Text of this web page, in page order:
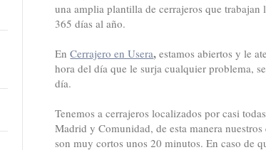
una amplia plantilla de cerrajeros que trabajan
365 días al año.
EnCerrajero en Usera, estamos abiertos y le
hora del día que le surja cualquier problema,
día.
Tenemos a cerrajeros localizados por casi
Madrid y Comunidad, de esta manera nuestros
son muy cortos unos 20 minutos. En caso de